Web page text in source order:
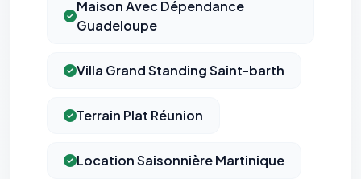
Maison Avec Dépendance
Guadeloupe
Villa Grand Standing Saint-barth
Terrain Plat Réunion
Location Saisonnière Martinique